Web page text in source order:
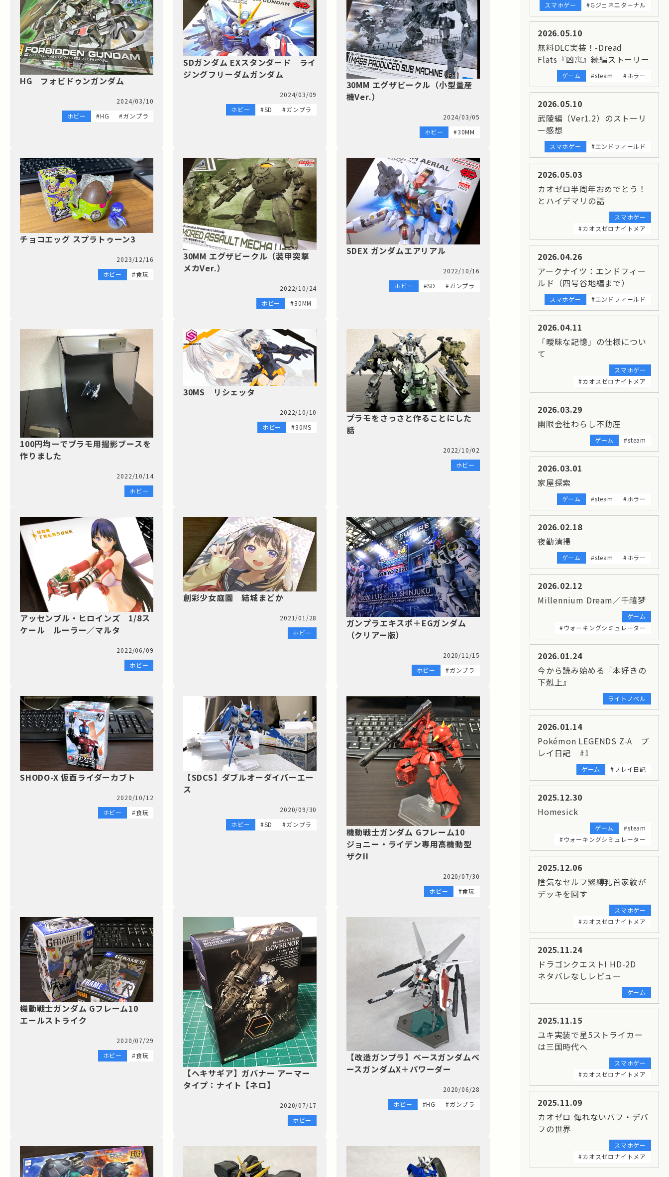
スマホゲー #Gジェネエターナル
2026.05.10
無料DLC実装！-Dread
Flats『凶寓』続編ストーリー
ゲーム #steam #ホラー
2026.05.10
武陵編（Ver1.2）のストーリ
ー感想
スマホゲー #エンドフィールド
2026.05.03
カオゼロ半周年おめでとう！
とハイデマリの話
スマホゲー
#カオスゼロナイトメア
2026.04.26
アークナイツ：エンドフィー
ルド（四号谷地編まで）
スマホゲー #エンドフィールド
2026.04.11
「曖昧な記憶」の仕様につい
て
スマホゲー
#カオスゼロナイトメア
2026.03.29
幽限会社わらし不動産
ゲーム #steam
2026.03.01
家屋探索
ゲーム #steam #ホラー
2026.02.18
夜勤清掃
ゲーム #steam #ホラー
2026.02.12
Millennium Dream／千禧梦
ゲーム
#ウォーキングシミュレーター
2026.01.24
今から読み始める『本好きの
下剋上』
ライトノベル
2026.01.14
Pokémon LEGENDS Z-A プ
レイ日記 #1
ゲーム #プレイ日記
2025.12.30
Homesick
ゲーム
#steam
#ウォーキングシミュレーター
2025.12.06
陰気なセルフ緊縛乳首家紋が
デッキを回す
スマホゲー
#カオスゼロナイトメア
2025.11.24
ドラゴンクエストI HD-2D
ネタバレなしレビュー
ゲーム
2025.11.15
ユキ実装で星5ストライカー
は三国時代へ
スマホゲー
#カオスゼロナイトメア
2025.11.09
カオゼロ 侮れないバフ・デバ
フの世界
スマホゲー
#カオスゼロナイトメア
HG フォビドゥンガンダム
2024/03/10
ホビー
#HG #ガンプラ
SDガンダム EXスタンダード ライ
ジングフリーダムガンダム
2024/03/09
ホビー
#SD #ガンプラ
30MM エグザビークル（小型量産
機Ver.）
2024/03/05
ホビー
#30MM
チョコエッグ スプラトゥーン3
2023/12/16
ホビー
#食玩
30MM エグザビークル（装甲突撃
メカVer.）
2022/10/24
ホビー
#30MM
SDEX ガンダムエアリアル
2022/10/16
ホビー
#SD #ガンプラ
100円均一でプラモ用撮影ブースを
作りました
2022/10/14
ホビー
30MS リシェッタ
2022/10/10
ホビー
#30MS
プラモをさっさと作ることにした
話
2022/10/02
ホビー
アッセンブル・ヒロインズ 1/8ス
ケール ルーラー／マルタ
2022/06/09
ホビー
創彩少女庭園 結城まどか
2021/01/28
ホビー
ガンプラエキスポ＋EGガンダム
（クリアー版）
2020/11/15
ホビー
#ガンプラ
SHODO-X 仮面ライダーカブト
2020/10/12
ホビー
#食玩
【SDCS】ダブルオーダイバーエー
ス
2020/09/30
ホビー
#SD #ガンプラ
機動戦士ガンダム Gフレーム10
ジョニー・ライデン専用高機動型
ザクII
2020/07/30
ホビー
#食玩
機動戦士ガンダム Gフレーム10
エールストライク
2020/07/29
ホビー
#食玩
【ヘキサギア】ガバナー アーマー
タイプ：ナイト【ネロ】
2020/07/17
ホビー
【改造ガンプラ】ベースガンダムベ
ースガンダムX＋パワーダー
2020/06/28
ホビー
#HG #ガンプラ